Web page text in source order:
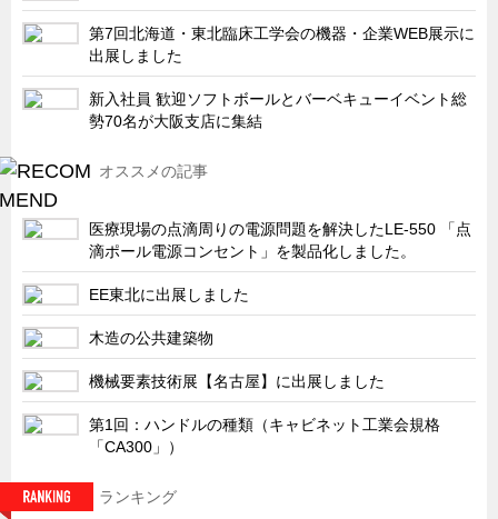
サーバーラック・エンクロジャー
特装車・バス・トラック関連
フリーザー・フードマシナリー関連
自動販売機・自動改札機関連
CATEGORY
営業、丸ごとフカボリ
新製品開発最前線
Before After
隠れた名品
旬の野菜とタキゲン製品
PICK UP NEWS
ポンチ絵の基礎と描き方
図面の見方・書き方
第7回北海道・東北臨床工学会の機器・企業WEB展示に
出展しました
新入社員 歓迎ソフトボールとバーベキューイベント総
勢70名が大阪支店に集結
オススメの記事
医療現場の点滴周りの電源問題を解決したLE-550 「点
滴ポール電源コンセント」を製品化しました。
EE東北に出展しました
木造の公共建築物
機械要素技術展【名古屋】に出展しました
第1回：ハンドルの種類（キャビネット工業会規格
「CA300」）
ランキング